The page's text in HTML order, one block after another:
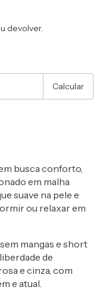
devolver.
Calcular
busca conforto,
em malha
suave na pele e
ou relaxar em
mangas e short
de
e cinza, com
e atual.